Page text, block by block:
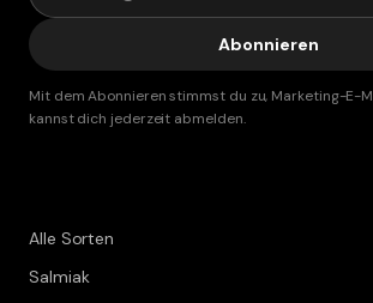
Abonnieren
Mit dem Abonnieren stimmst du zu, Marketing-E-
kannst dich jederzeit abmelden.
Alle Sorten
Salmiak